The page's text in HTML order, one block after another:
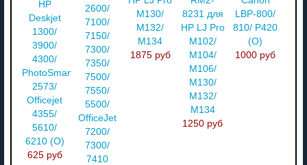
HP
Deskjet
1300/
3900/
4300/
PhotoSmart
2573/
Officejet
4355/
5610/
6210 (О)
625 руб
2600/
7100/
7150/
7300/
7350/
7500/
7550/
5500/
OfficeJet
7200/
7300/
7410
M130/
M132/
M134
1875 руб
8231 для
HP LJ Pro
M102/
M104/
M106/
M130/
M132/
M134
1250 руб
LBP-800/
810/ P420
(O)
1000 руб